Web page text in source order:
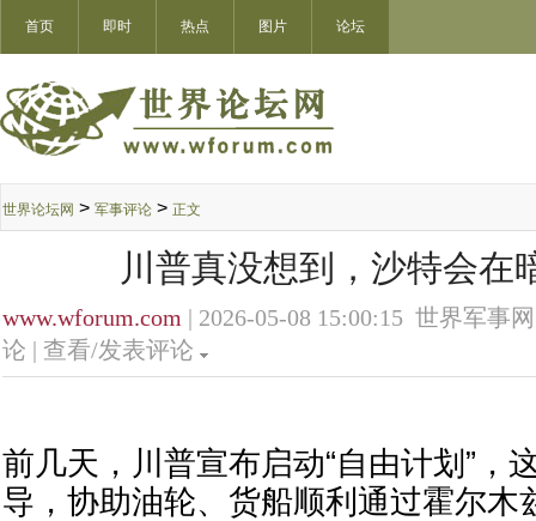
首页 即时 热点 图片 论坛
世界论坛网 > 军事评论 > 正文
川普真没想到，沙特会在
www.wforum.com | 2026-05-08 15:00:15 世界军事
论 | 查看/发表评论
前几天，川普宣布启动“自由计划”，
导，协助油轮、货船顺利通过霍尔木